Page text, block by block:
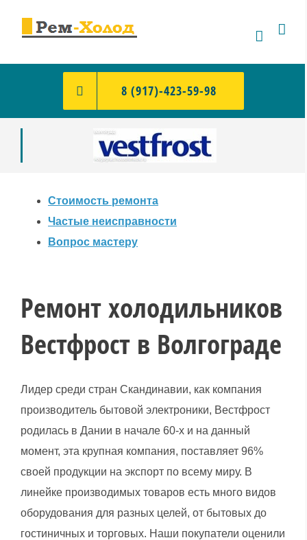
8 (917)-423-59-98
Стоимость ремонта
Частые неисправности
Вопрос мастеру
Ремонт холодильников
Вестфрост в Волгограде
Лидер среди стран Скандинавии, как компания
производитель бытовой электроники, Вестфрост
родилась в Дании в начале 60-х и на данный
момент, эта крупная компания, поставляет 96%
своей продукции на экспорт по всему миру. В
линейке производимых товаров есть много видов
оборудования для разных целей, от бытовых до
гостиничных и торговых. Наши покупатели оценили